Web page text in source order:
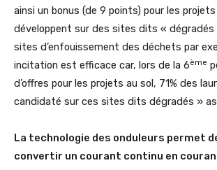
ainsi un bonus (de 9 points) pour les
développent sur des sites dits « dégradés
sites d’enfouissement des déchets par
incitation est efficace car, lors de la 6ème
d’offres pour les projets au sol, 71% des
candidaté sur ces sites dits dégradés »
La technologie des onduleurs permet
convertir un courant continu en